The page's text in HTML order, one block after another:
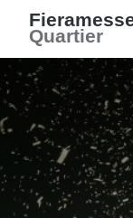
Quartier